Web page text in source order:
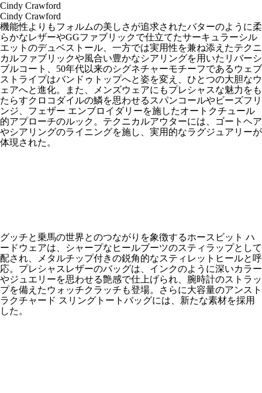
Cindy Crawford
Cindy Crawford
機能性よりもフォルムの美しさが追求されたバターのように柔
らかなレザーやGGファブリックで仕立てたサーキュラーシル
エットのデュベストール、一方では実用性を兼ね添えたテクニ
カルファブリックや風合い豊かなシアリングを用いたリバーシ
ブルコート、50年代以来のシグネチャーモチーフであるウェブ
ストライプはバンドゥトップへと姿を変え、ひとつの大胆なウ
ェアへと進化。また、メンズウェアにもプレシャスな魅力をも
たらすクロコダイルの鱗を思わせるスパンコールやビーズフリ
ンジ、フェザー エンブロイダリーを施したオートクチュール
的アプローチのルック。テクニカルアウターには、ゴートヘア
やシアリングのライニングを施し、実用的なラグジュアリーが
体現された。
グッチと乗馬の世界とのつながりを象徴するホースビット ハ
ードウェアは、シャープなヒールブーツのスティラップとして
配され、メタルチップ付きの鋭角的なスティレットヒールと呼
応。プレシャスレザーのバッグは、インクのように深いカラー
やジュエリーを思わせる艶感で仕上げられ、腕時計のストラッ
プを備えたウォッチクラッチも登場。さらに大容量のアンスト
ラクチャード スリングトートバッグには、新たな素材を採用
した。